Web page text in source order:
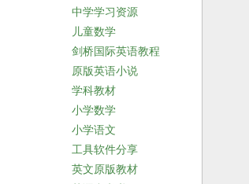
中学学习资源
儿童数学
剑桥国际英语教程
原版英语小说
学科教材
小学数学
小学语文
工具软件分享
英文原版教材